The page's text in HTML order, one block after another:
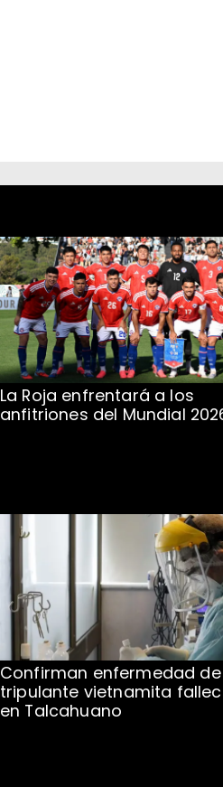
La Roja enfrentará a los
anfitriones del Mundial
Confirman enfermedad de
tripulante vietnamita
en Talcahuano